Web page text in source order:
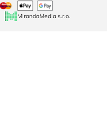
MirandaMedia s.r.o.